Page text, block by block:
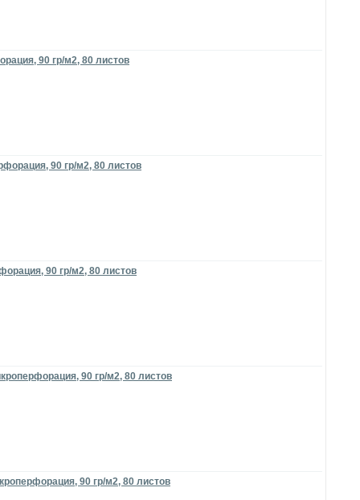
90 гр/м2, 80 листов
90 гр/м2, 80 листов
90 гр/м2, 80 листов
90 гр/м2, 80 листов
90 гр/м2, 80 листов